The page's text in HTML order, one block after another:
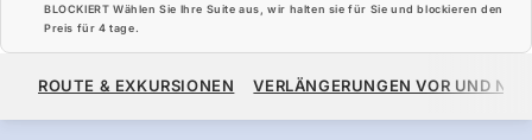
BLOCKIERT Wählen Sie Ihre Suite aus, wir halten sie für Sie und blockieren den
Preis für 4 tage.
14.904 $
ROUTE & EXKURSIONEN VERLÄNGERUNGEN VOR UND